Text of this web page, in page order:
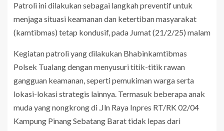
Patroli ini dilakukan sebagai langkah preventif untuk
menjaga situasi keamanan dan ketertiban masyarakat
(kamtibmas) tetap kondusif, pada Jumat (21/2/25) malam
Kegiatan patroli yang dilakukan Bhabinkamtibmas
Polsek Tualang dengan menyusuri titik-titik rawan
gangguan keamanan, seperti pemukiman warga serta
lokasi-lokasi strategis lainnya. Termasuk beberapa anak
muda yang nongkrong di .Jln Raya Inpres RT/RK 02/04
Kampung Pinang Sebatang Barat tidak lepas dari